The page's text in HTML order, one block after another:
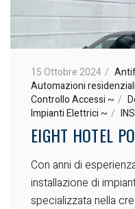
15 Ottobre 2024
Automazioni
Controllo Accessi ~
Impianti Elettrici ~
EIGHT HOTEL
Con anni di
installazione di
specializzata nella